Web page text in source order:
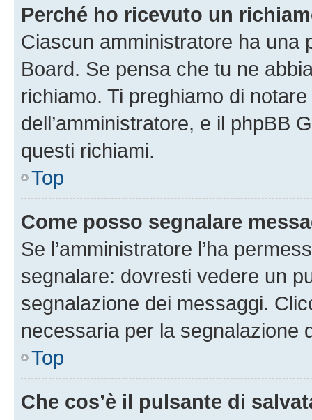
Perché ho ricevuto un
Ciascun amministratore ha una
Board. Se pensa che tu ne
richiamo. Ti preghiamo di
dell’amministratore, e il phpBB
questi richiami.
Top
Come posso segnalare
Se l’amministratore l’ha
segnalare: dovresti vedere un
segnalazione dei messaggi.
necessaria per la segnalazione
Top
Che cos’è il pulsante di